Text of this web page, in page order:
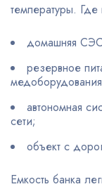
температуры.
домашняя
резервное
автономная
сети;
объект с
Емкость банка